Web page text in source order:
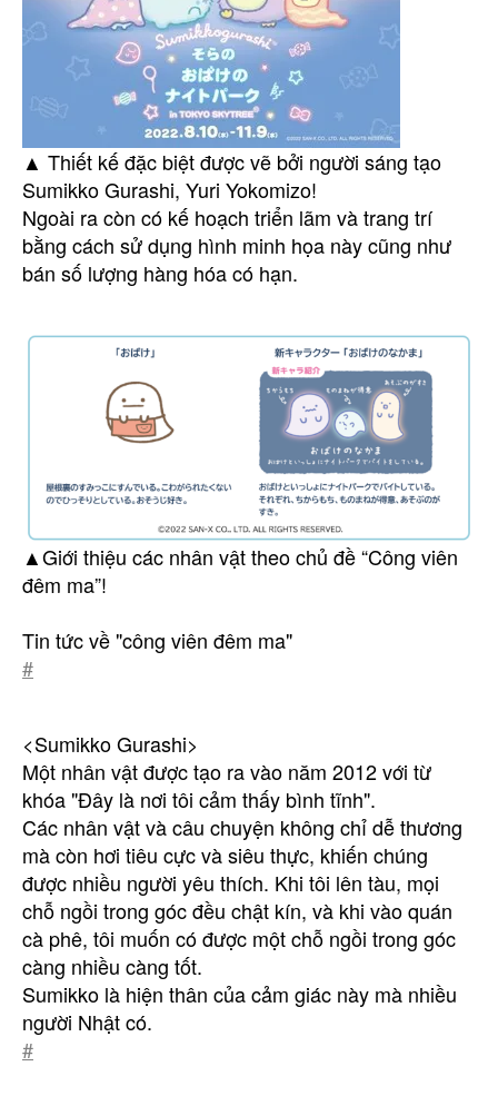
▲ Thiết kế đặc biệt được vẽ bởi người sáng tạo
Sumikko Gurashi, Yuri Yokomizo!
Ngoài ra còn có kế hoạch triển lãm và trang trí
bằng cách sử dụng hình minh họa này cũng như
bán số lượng hàng hóa có hạn.
▲Giới thiệu các nhân vật theo chủ đề “Công viên
đêm ma”!
Tin tức về "công viên đêm ma"
#
<Sumikko Gurashi>
Một nhân vật được tạo ra vào năm 2012 với từ
khóa "Đây là nơi tôi cảm thấy bình tĩnh".
Các nhân vật và câu chuyện không chỉ dễ thương
mà còn hơi tiêu cực và siêu thực, khiến chúng
được nhiều người yêu thích. Khi tôi lên tàu, mọi
chỗ ngồi trong góc đều chật kín, và khi vào quán
cà phê, tôi muốn có được một chỗ ngồi trong góc
càng nhiều càng tốt.
Sumikko là hiện thân của cảm giác này mà nhiều
người Nhật có.
#